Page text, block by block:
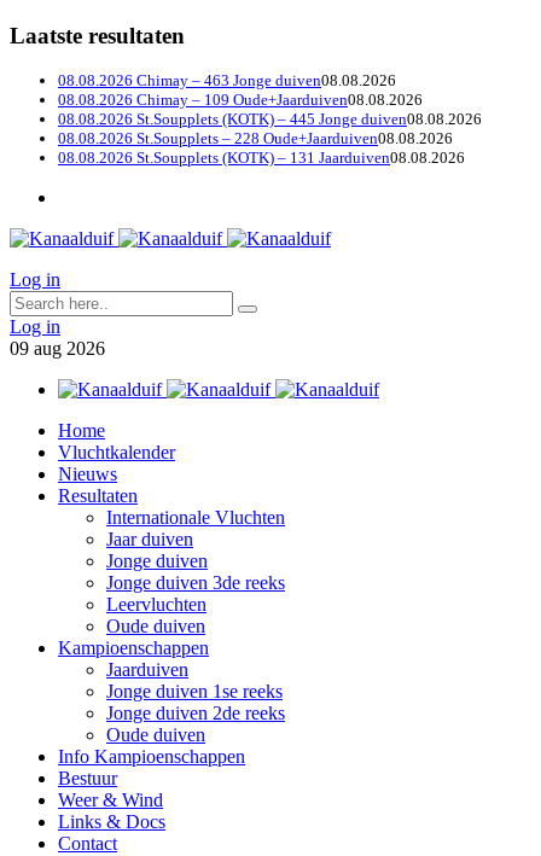
Laatste resultaten
08.08.2026 Chimay – 463 Jonge duiven08.08.2026
08.08.2026 Chimay – 109 Oude+Jaarduiven08.08.2026
08.08.2026 St.Soupplets (KOTK) – 445 Jonge duiven08.08.2026
08.08.2026 St.Soupplets – 228 Oude+Jaarduiven08.08.2026
08.08.2026 St.Soupplets (KOTK) – 131 Jaarduiven08.08.2026
Log in
Log in
09 aug 2026
Home
Vluchtkalender
Nieuws
Resultaten
Internationale Vluchten
Jaar duiven
Jonge duiven
Jonge duiven 3de reeks
Leervluchten
Oude duiven
Kampioenschappen
Jaarduiven
Jonge duiven 1se reeks
Jonge duiven 2de reeks
Oude duiven
Info Kampioenschappen
Bestuur
Weer & Wind
Links & Docs
Contact